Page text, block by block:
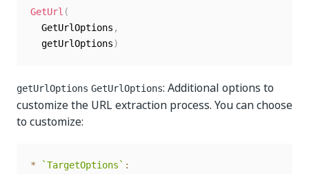
GetUrl (
  GetUrlOptions
,
  getUrlOptions
)
getUrlOptions GetUrlOptions: Additional options to
customize the URL extraction process. You can choose
to customize:
* `TargetOptions ` :